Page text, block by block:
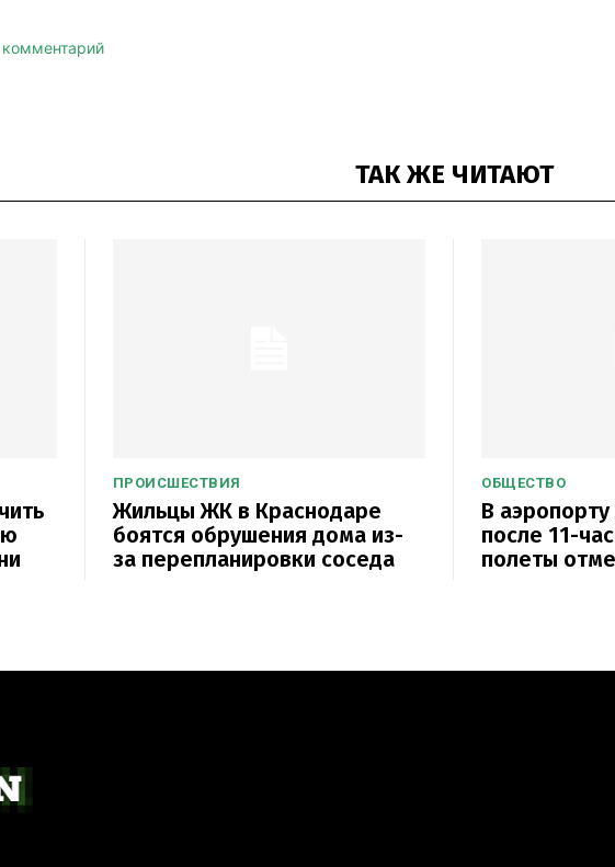
комментарий
ТАК ЖЕ ЧИТАЮТ
ПРОИСШЕСТВИЯ
Жильцы ЖК в Краснодаре
боятся обрушения дома из-
за перепланировки соседа
ОБЩЕСТВО
В
после 11-
полеты